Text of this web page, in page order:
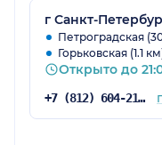
г Санкт-
Петроградская
Горьковская (1.1
Открыто до
+7 (812) 604-21-66